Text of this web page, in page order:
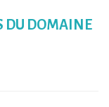
DU DOMAINE